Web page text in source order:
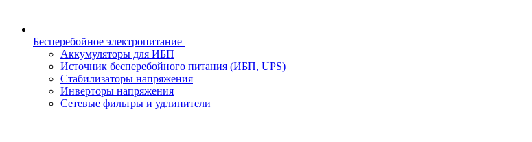
Бесперебойное электропитание
Аккумуляторы для ИБП
Источник бесперебойного питания (ИБП, UPS)
Стабилизаторы напряжения
Инверторы напряжения
Сетевые фильтры и удлинители